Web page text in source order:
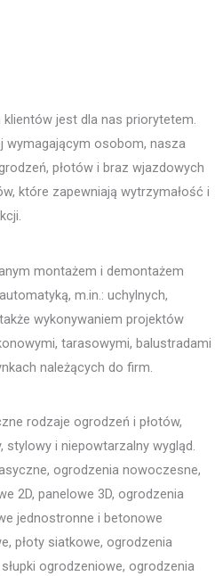
jest dla nas priorytetem.
osobom, nasza
płotów i braz wjazdowych
które zapewniają wytrzymałość i
montażem i demontażem
m.in.: uchylnych,
wykonywaniem projektów
tarasowymi, balustradami
należących do firm.
rodzaje ogrodzeń i płotów,
stylowy i niepowtarzalny wygląd.
ogrodzenia nowoczesne,
2D, panelowe 3D, ogrodzenia
jednostronne i betonowe
płoty siatkowe, ogrodzenia
ogrodzeniowe, ogrodzenia